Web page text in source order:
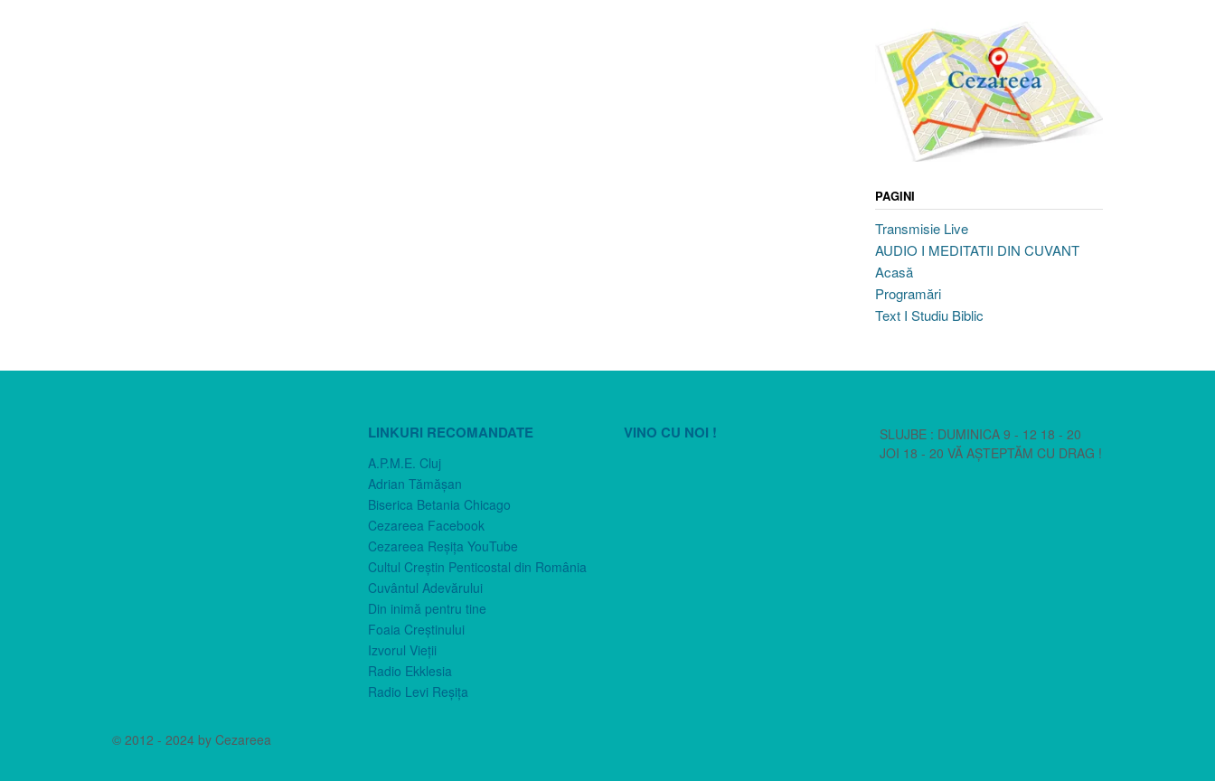
PAGINI
Transmisie Live
AUDIO I MEDITATII DIN CUVANT
Acasă
Programări
Text I Studiu Biblic
LINKURI RECOMANDATE
A.P.M.E. Cluj
Adrian Tămăşan
Biserica Betania Chicago
Cezareea Facebook
Cezareea Reşiţa YouTube
Cultul Creştin Penticostal din România
Cuvântul Adevărului
Din inimă pentru tine
Foaia Creştinului
Izvorul Vieţii
Radio Ekklesia
Radio Levi Reşiţa
VINO CU NOI !
SLUJBE : DUMINICA 9 - 12 18 - 20
JOI 18 - 20 VĂ AȘTEPTĂM CU DRAG !
© 2012 - 2024 by Cezareea